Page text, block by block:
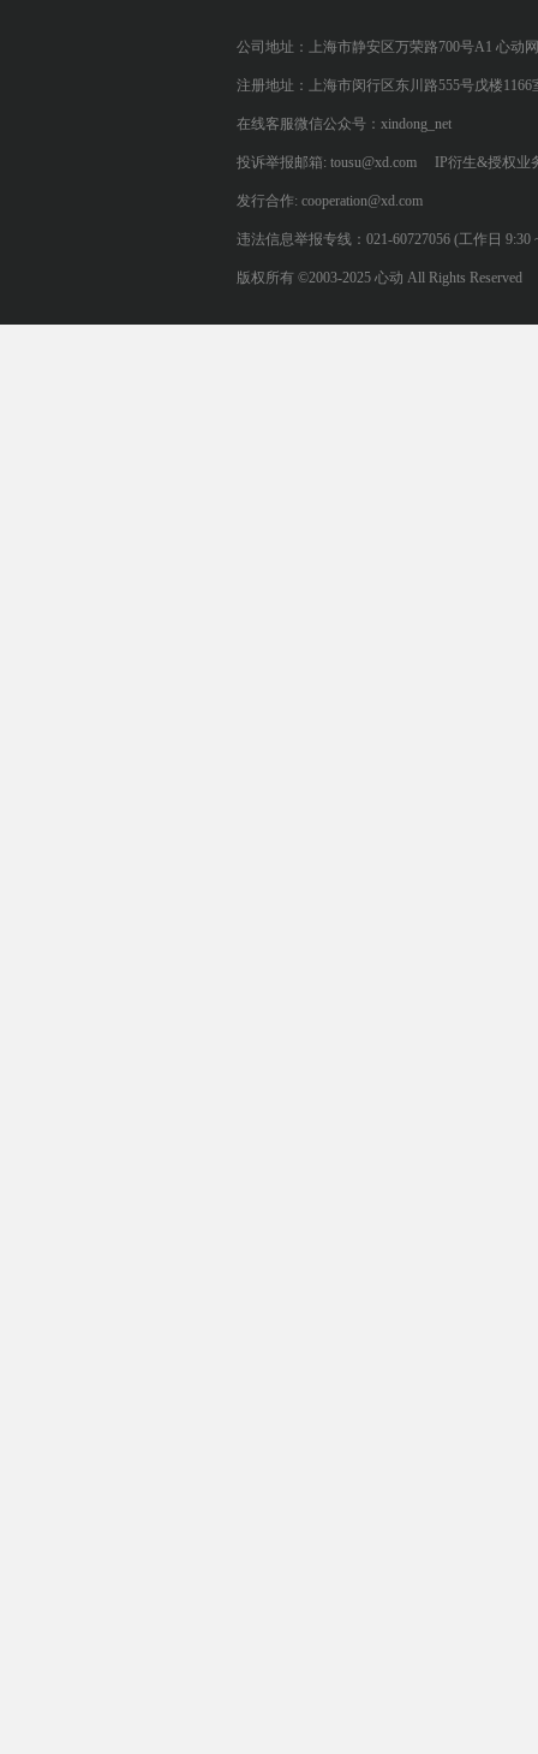
公司地址：上海市静安区万荣路700号A1 心动
注册地址：上海市闵行区东川路555号戊楼1166
在线客服微信公众号：xindong_net
投诉举报邮箱: tousu@xd.com IP衍生&授权业
发行合作: cooperation@xd.com
违法信息举报专线：021-60727056 (工作日 9:30
版权所有 ©2003-2025 心动 All Rights Reserved